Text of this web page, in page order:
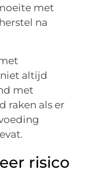
met
na
altijd
met
raken als er
risico